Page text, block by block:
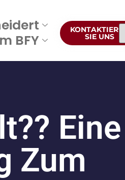
BFY
KONTAKTIEREN
SIE UNS
Eine
Zum